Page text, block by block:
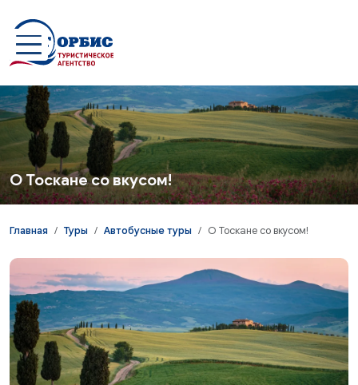
О Тоскане со вкусом!
Главная Туры Автобусные туры О Тоскане со вкусом!